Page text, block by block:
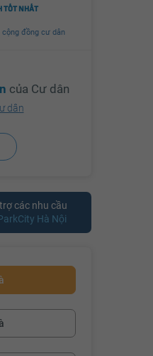
TỐT NHẤT
cộng đồng cư dân
của Cư dân
dân
các nhu cầu
Hà Nội